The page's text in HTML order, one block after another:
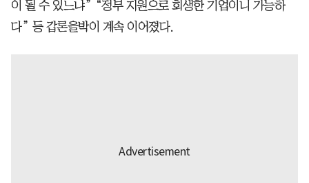
이 될 수 있느냐” “정부 지원으로 회생한 기업이니 가능하
다” 등 갑론을박이 계속 이어졌다.